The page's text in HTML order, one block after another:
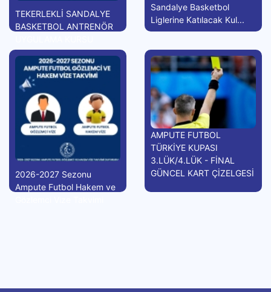
TEKERLEKLİ SANDALYE
BASKETBOL ANTRENÖR
Sandalye Basketbol
Liglerine Katılacak Kul...
2026-2027 Sezonu
Ampute Futbol Hakem ve
AMPUTE FUTBOL
TÜRKİYE KUPASI
3.LÜK/4.LÜK - FİNAL
GÜNCEL KART ÇİZELGESİ